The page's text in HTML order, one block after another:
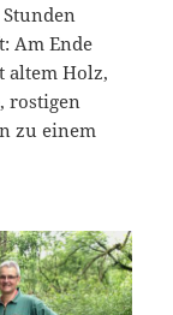
Am Ende
altem Holz,
rostigen
zu einem